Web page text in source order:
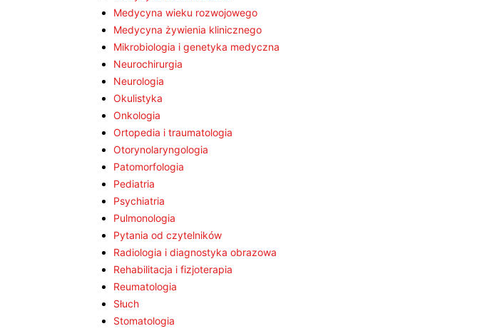
Medycyna wieku rozwojowego
Medycyna żywienia klinicznego
Mikrobiologia i genetyka medyczna
Neurochirurgia
Neurologia
Okulistyka
Onkologia
Ortopedia i traumatologia
Otorynolaryngologia
Patomorfologia
Pediatria
Psychiatria
Pulmonologia
Pytania od czytelników
Radiologia i diagnostyka obrazowa
Rehabilitacja i fizjoterapia
Reumatologia
Słuch
Stomatologia